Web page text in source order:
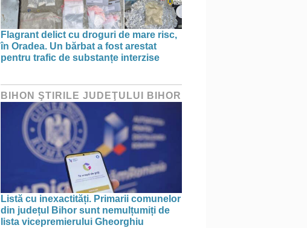
Flagrant delict cu droguri de mare risc,
în Oradea. Un bărbat a fost arestat
pentru trafic de substanțe interzise
BIHON ŞTIRILE JUDEŢULUI BIHOR
Listă cu inexactități. Primarii comunelor
din județul Bihor sunt nemulțumiți de
lista vicepremierului Gheorghiu